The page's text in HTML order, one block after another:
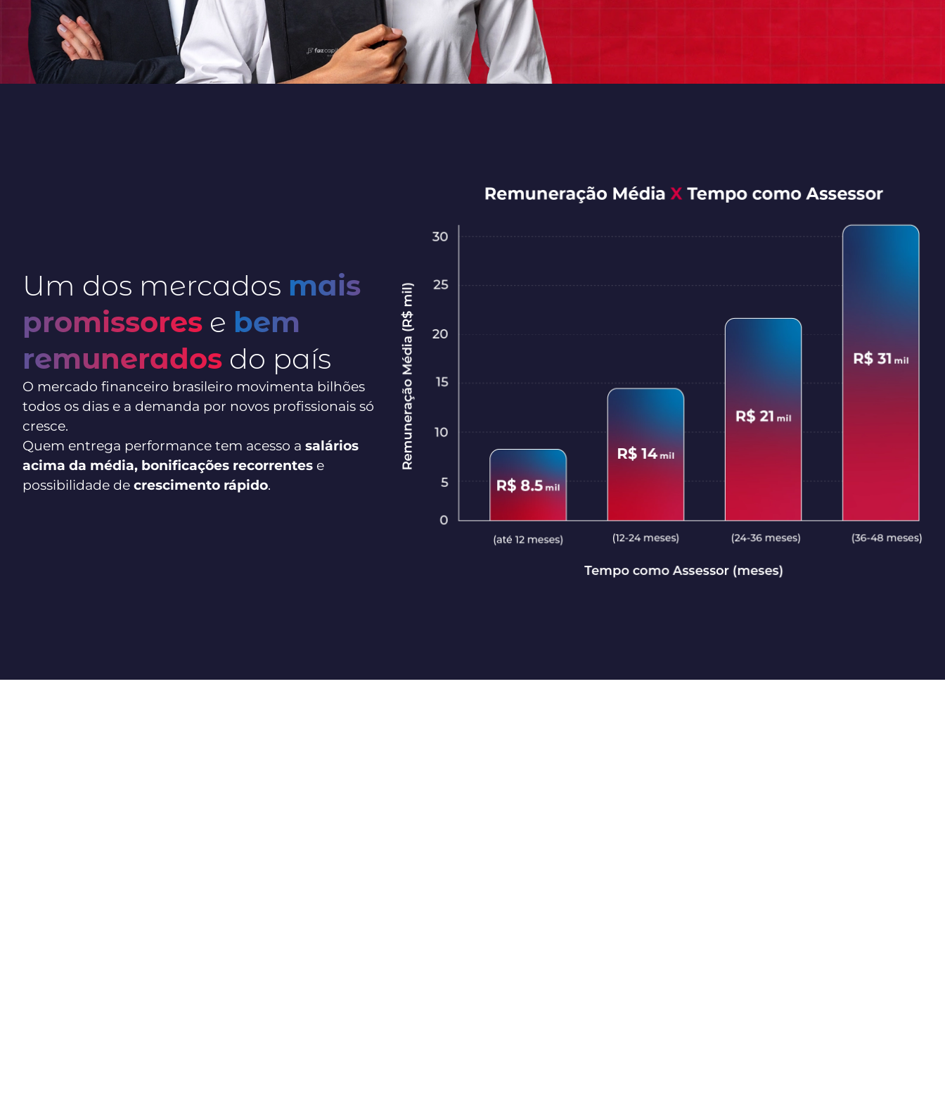
Um dos mercados mais
promissores e bem
remunerados do país
O mercado financeiro brasileiro movimenta bilhões
todos os dias e a demanda por novos profissionais só
cresce.
Quem entrega performance tem acesso a salários
acima da média, bonificações recorrentes e
possibilidade de crescimento rápido.